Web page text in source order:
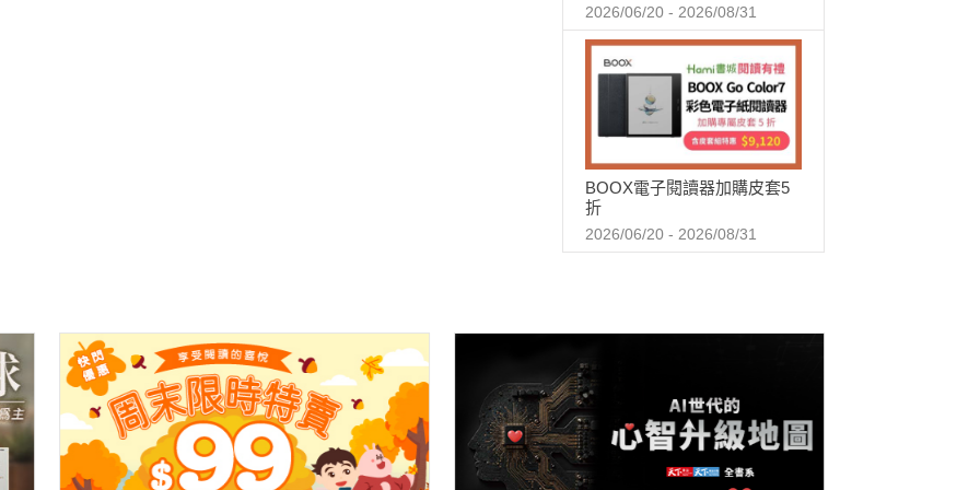
2026/06/20 - 2026/08/31
BOOX電子閱讀器加購皮套5
折
2026/06/20 - 2026/08/31